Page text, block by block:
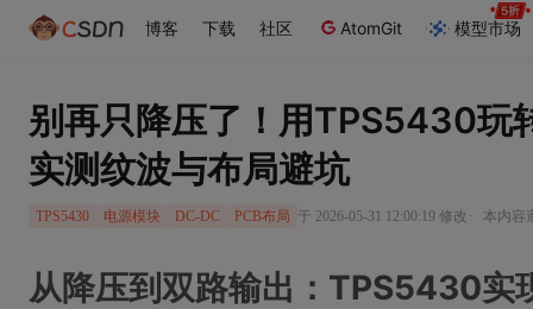
博客 下载 社区 AtomGit 模型市场
别再只降压了！用TPS5430玩
实测纹波与布局避坑
TPS5430 电源模块 DC-DC PCB布局 于 2026-05-31 12:00:19 修改 · 本内容
从降压到双路输出：TPS5430实